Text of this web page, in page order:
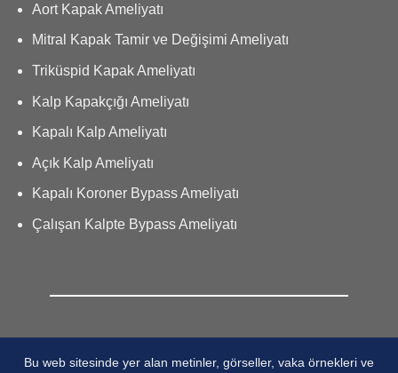
Aort Kapak Ameliyatı
Mitral Kapak Tamir ve Değişimi Ameliyatı
Triküspid Kapak Ameliyatı
Kalp Kapakçığı Ameliyatı
Kapalı Kalp Ameliyatı
Açık Kalp Ameliyatı
Kapalı Koroner Bypass Ameliyatı
Çalışan Kalpte Bypass Ameliyatı
Bu web sitesinde yer alan metinler, görseller, vaka örnekleri ve